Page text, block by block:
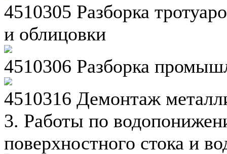
4510305 Разборка
и облицовки
4510306 Разборка
4510316 Демонтаж
3. Работы по
поверхностного стока и